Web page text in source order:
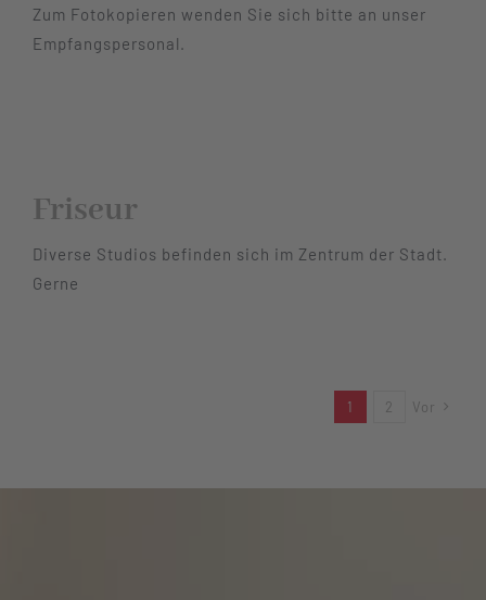
Zum Fotokopieren wenden Sie sich bitte an unser
Empfangspersonal.
Friseur
Diverse Studios befinden sich im Zentrum der Stadt.
Gerne
1 2 Vor